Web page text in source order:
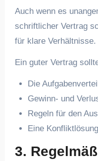
Auch wenn es
schriftlicher Vertrag
für klare Verhältnisse.
Ein guter Vertrag
Die
Gewinn- und
Regeln für den
Eine
3.